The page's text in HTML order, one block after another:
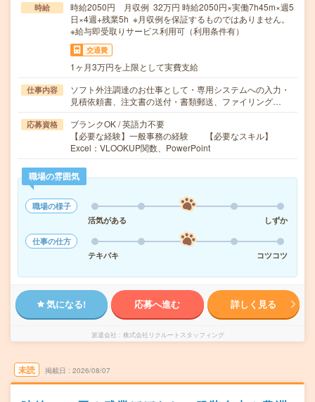
時給
時給2050円 月収例 32万円 時給2050円×実働7h45m×週5
日×4週+残業5h ※月収例を保証するものではありません。
※給与即受取りサービス利用可（利用条件有）
交通費
1ヶ月3万円を上限として実費支給
仕事内容
ソフト外注調達のお仕事として・専用システムへの入力・
見積依頼書、注文書の送付・書類郵送、ファイリング…
応募資格
ブランクOK / 英語力不要
【必要な経験】一般事務の経験 【必要なスキル】
Excel：VLOOKUP関数、PowerPoint
職場の雰囲気
職場の様子
活気がある
しずか
仕事の仕方
テキパキ
コツコツ
気になる! 応募へ進む 詳しく見る
派遣会社 株式会社リクルートスタッフィング
未読 掲載日 2026/08/07